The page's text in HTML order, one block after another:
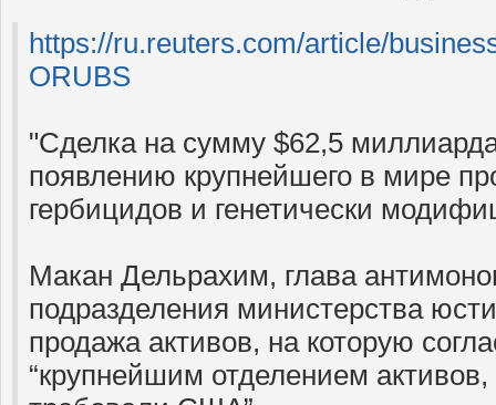
https://ru.reuters.com/article/
ORUBS
"Сделка на сумму $62,5
появлению крупнейшего в мире
гербицидов и генетически
Макан Дельрахим, глава
подразделения министерства
продажа активов, на которую
“крупнейшим отделением активов,